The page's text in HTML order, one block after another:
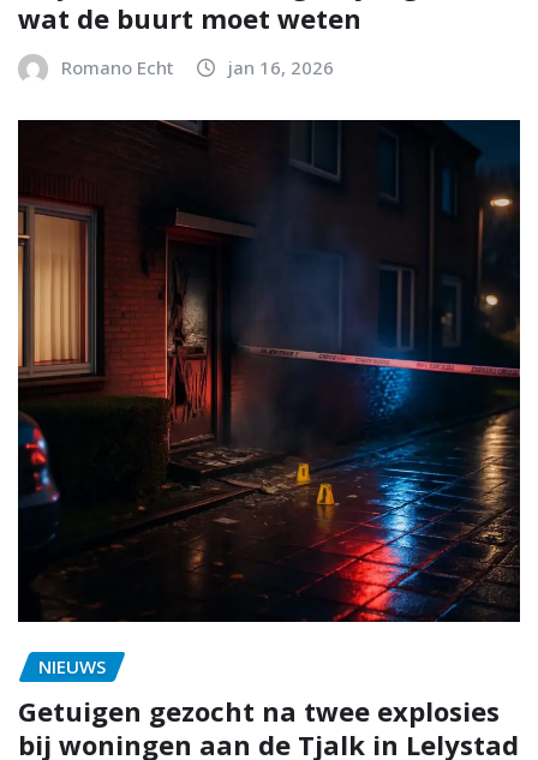
wat de buurt moet weten
Romano Echt jan 16, 2026
NIEUWS
Getuigen gezocht na twee explosies
bij woningen aan de Tjalk in Lelystad